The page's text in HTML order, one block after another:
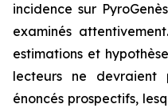
incidence sur
examinés
estimations et
lecteurs ne
énoncés prospectifs,